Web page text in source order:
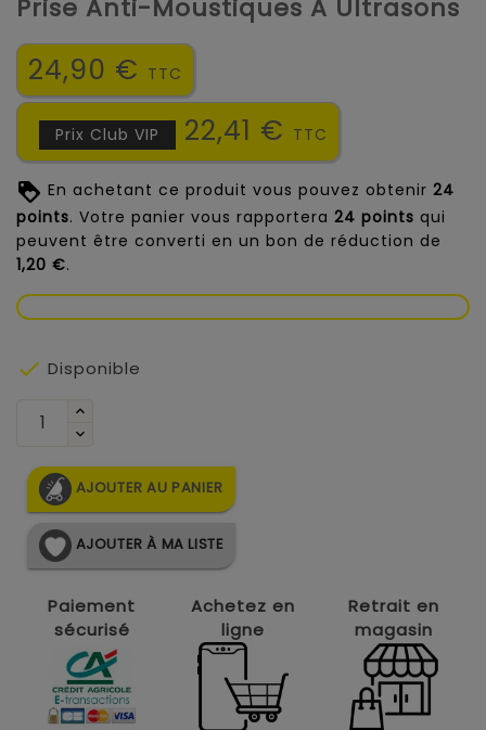
Prise Anti-Moustiques À Ultrasons
24,90 € TTC
Prix Club VIP 22,41 € TTC
En achetant ce produit vous pouvez obtenir 24
points. Votre panier vous rapportera 24 points qui
peuvent être converti en un bon de réduction de
1,20 €.
 Disponible
AJOUTER AU PANIER
AJOUTER À MA LISTE
Paiement
sécurisé
Achetez en
ligne
Retrait en
magasin